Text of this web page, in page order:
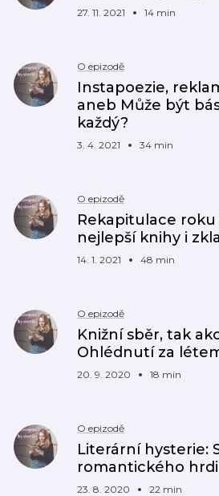
27. 11. 2021 14 min
O epizodě
Instapoezie,
aneb Může být
každý?
3. 4. 2021 34 min
O epizodě
Rekapitulace roku
nejlepší knihy i
14. 1. 2021 48 min
O epizodě
Knižní sběr, tak
Ohlédnutí za
20. 9. 2020 18 min
O epizodě
Literární hysterie:
romantického
23. 8. 2020 22 min